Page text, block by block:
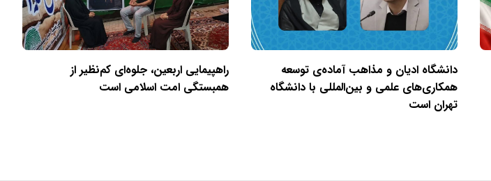
دانشگاه ادیان و مذاهب آماده‌ی توسعه
همکاری‌های علمی و بین‌المللی با دانشگاه
تهران است
راهپیمایی اربعین، جلوه‌ای کم‌نظیر از
همبستگی امت اسلامی است